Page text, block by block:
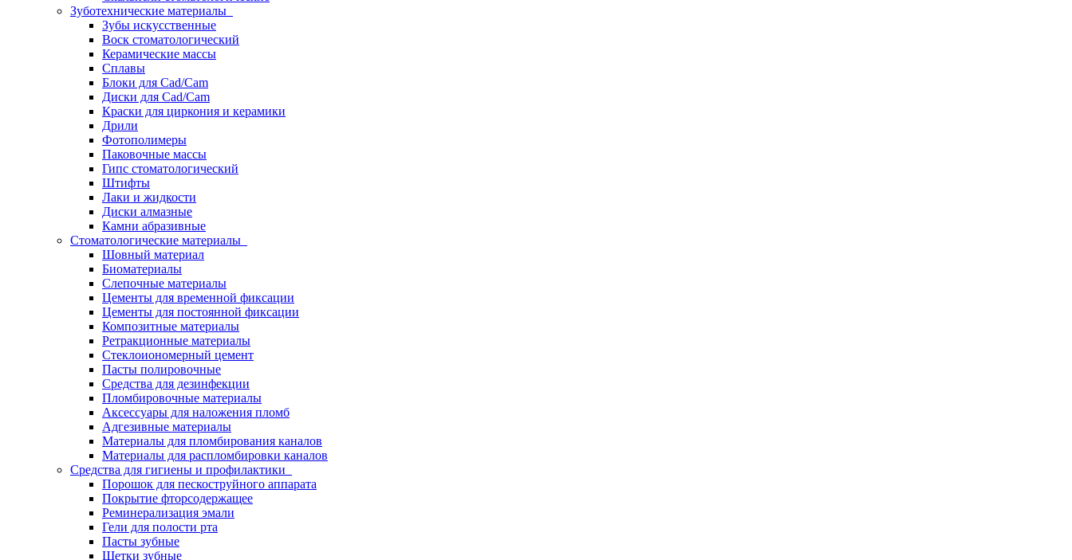
Зуботехнические материалы
Зубы искусственные
Воск стоматологический
Керамические массы
Сплавы
Блоки для Cad/Cam
Диски для Cad/Cam
Краски для циркония и керамики
Дрили
Фотополимеры
Паковочные массы
Гипс стоматологический
Штифты
Лаки и жидкости
Диски алмазные
Камни абразивные
Стоматологические материалы
Шовный материал
Биоматериалы
Слепочные материалы
Цементы для временной фиксации
Цементы для постоянной фиксации
Композитные материалы
Ретракционные материалы
Стеклоиономерный цемент
Пасты полировочные
Средства для дезинфекции
Пломбировочные материалы
Аксессуары для наложения пломб
Адгезивные материалы
Материалы для пломбирования каналов
Материалы для распломбировки каналов
Средства для гигиены и профилактики
Порошок для пескоструйного аппарата
Покрытие фторсодержащее
Реминерализация эмали
Гели для полости рта
Пасты зубные
Щетки зубные